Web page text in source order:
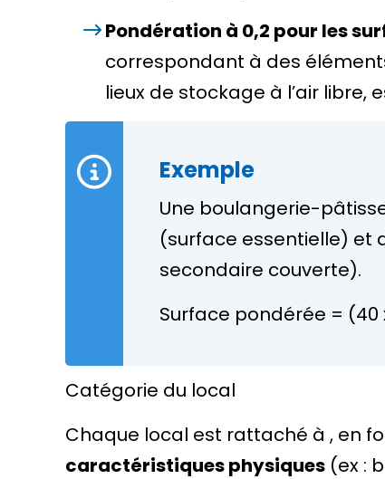
Pondération à 0,2 pour les
correspondant à des
lieux de stockage à l’air
Exemple
Une boulangerie-
(surface essentielle) et
secondaire couverte).
Surface pondérée = (40
Catégorie du local
Chaque local est rattaché à , en
caractéristiques physiques (ex :